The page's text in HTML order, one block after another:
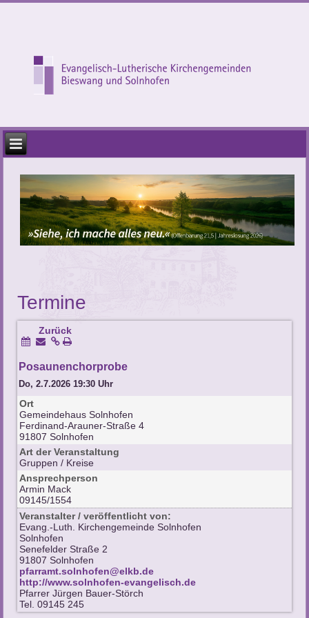
Termine
Zurück
Posaunenchorprobe
Do, 2.7.2026 19:30 Uhr
Ort
Gemeindehaus Solnhofen
Ferdinand-Arauner-Straße 4
91807 Solnhofen
Art der Veranstaltung
Gruppen / Kreise
Ansprechperson
Armin Mack
09145/1554
Veranstalter / veröffentlicht von:
Evang.-Luth. Kirchengemeinde Solnhofen
Solnhofen
Senefelder Straße 2
91807 Solnhofen
pfarramt.solnhofen@elkb.de
http://www.solnhofen-evangelisch.de
Pfarrer Jürgen Bauer-Störch
Tel. 09145 245